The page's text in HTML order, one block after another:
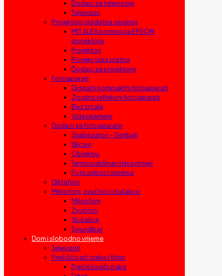
Dodaci za televizore
Televizori
Projektori i dodatna oprema
MIT ALEX promocija EPSON
projektora
Projektori
Projekcijska platna
Dodaci za projektore
Fotoaparati
Digitalni kompaktni fotoaparati
Zrcalno refleksni fotoaparati
Bez zrcala
Videokamere
Dodaci za fotoaparate
Stabilizatori – Gimbali
Blicevi
Objektivi
Termosublimacijski printeri
Foto pribor i oprema
Diktafoni
Mikrofoni, zvučnici i slušalice
Mikrofoni
Zvučnici
Slušalice
Soundbar
Dom i slobodno vrijeme
Televizori
Prečišćivači zraka i filteri
Prečišćivači zraka